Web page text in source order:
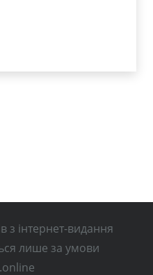
з інтернет-видання
лише за умови